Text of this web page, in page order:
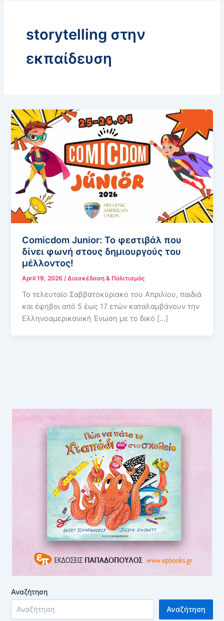
storytelling στην
εκπαίδευση
Comicdom Junior: Το φεστιβάλ που
δίνει φωνή στους δημιουργούς του
μέλλοντος!
April 19, 2026 /Διασκέδαση & Πολιτισμός
Το τελευταίο Σαββατοκύριακο του Απριλίου, παιδιά
και έφηβοι από 5 έως 17 ετών καταλαμβάνουν την
Ελληνοαμερικανική Ένωση με το δικό […]
Αναζήτηση
Αναζήτηση